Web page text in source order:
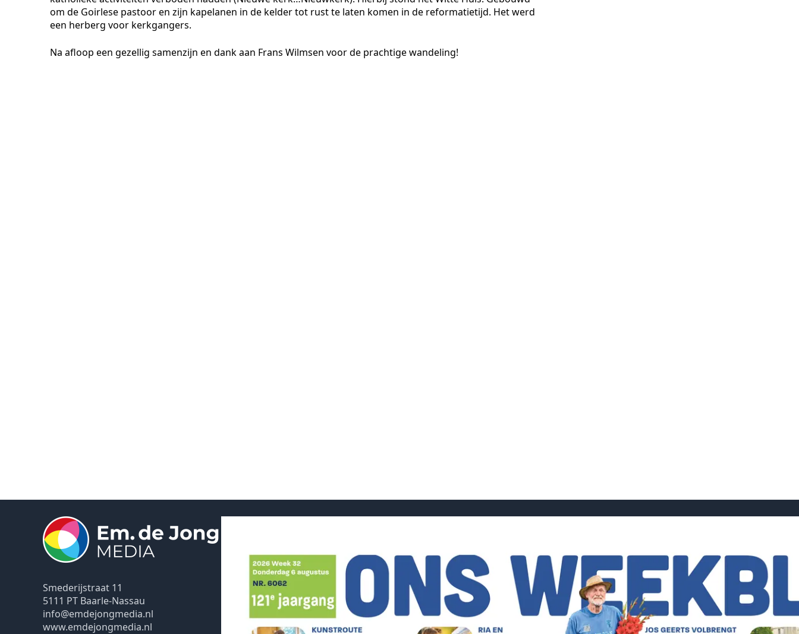
om de Goirlese pastoor en zijn kapelanen in de kelder tot rust te laten komen in de reformatietijd. Het werd
een herberg voor kerkgangers.
Na afloop een gezellig samenzijn en dank aan Frans Wilmsen voor de prachtige wandeling!
Smederijstraat 11
5111 PT Baarle-Nassau
info@emdejongmedia.nl
www.emdejongmedia.nl